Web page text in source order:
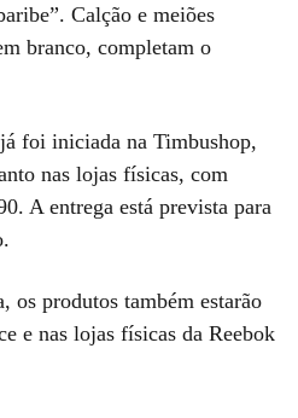
Calção e meiões
branco, completam o
foi iniciada na Timbushop,
nas lojas físicas, com
A entrega está prevista para
os produtos também estarão
e nas lojas físicas da Reebok